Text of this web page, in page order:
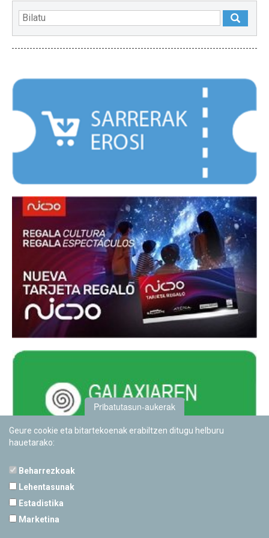
Pribatutasun-aukerak
Geure cookie eta bitartekoenak erabiltzen ditugu helburu
hauetarako:
Beharrezkoak
Lehentasunak
Estadistika
Marketina